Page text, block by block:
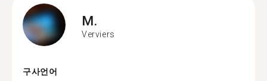
M.
Verviers
구사언어